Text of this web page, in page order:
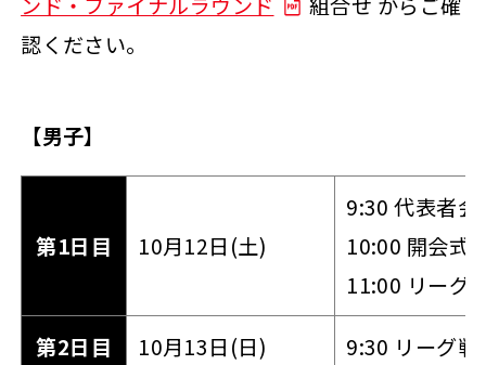
認ください。
【男子】
第1日目 10月12日(土)
9:30 代表者
10:00 開会式
11:00 リーグ
第2日目 10月13日(日) 9:30 リーグ戦